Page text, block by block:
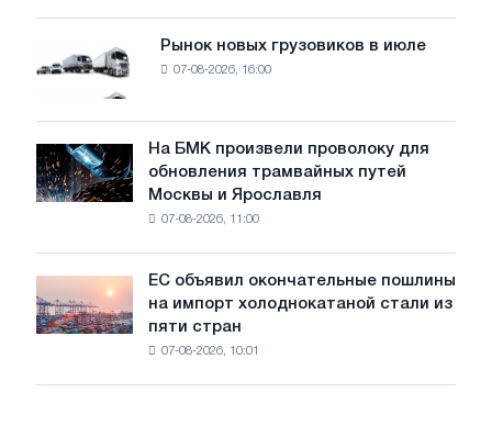
достижения
целей
обезуглероживания
Рынок
новых
грузовиков
в
июле
Рынок новых грузовиков в июле
07-08-2026, 16:00
На
БМК
произвели
трамвайных
путей
Москвы
Ярославля
На БМК произвели проволоку для
обновления трамвайных путей
Москвы и Ярославля
07-08-2026, 11:00
объявил
окончательные
ЕС объявил окончательные пошлины
на импорт холоднокатаной стали из
пяти стран
07-08-2026, 10:01